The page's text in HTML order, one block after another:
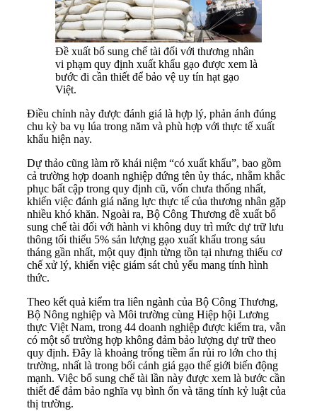
Đề xuất bổ sung chế tài đối với thương nhân
vi phạm quy định xuất khẩu gạo được xem là
bước đi cần thiết để bảo vệ uy tín hạt gạo
Việt.
Điều chỉnh này được đánh giá là hợp lý, phản ánh đúng
chu kỳ ba vụ lúa trong năm và phù hợp với thực tế xuất
khẩu hiện nay.
Dự thảo cũng làm rõ khái niệm “có xuất khẩu”, bao gồm
cả trường hợp doanh nghiệp đứng tên ủy thác, nhằm khắc
phục bất cập trong quy định cũ, vốn chưa thống nhất,
khiến việc đánh giá năng lực thực tế của thương nhân gặp
nhiều khó khăn. Ngoài ra, Bộ Công Thương đề xuất bổ
sung chế tài đối với hành vi không duy trì mức dự trữ lưu
thông tối thiểu 5% sản lượng gạo xuất khẩu trong sáu
tháng gần nhất, một quy định từng tồn tại nhưng thiếu cơ
chế xử lý, khiến việc giám sát chủ yếu mang tính hình
thức.
Theo kết quả kiểm tra liên ngành của Bộ Công Thương,
Bộ Nông nghiệp và Môi trường cùng Hiệp hội Lương
thực Việt Nam, trong 44 doanh nghiệp được kiểm tra, vẫn
có một số trường hợp không đảm bảo lượng dự trữ theo
quy định. Đây là khoảng trống tiềm ẩn rủi ro lớn cho thị
trường, nhất là trong bối cảnh giá gạo thế giới biến động
mạnh. Việc bổ sung chế tài lần này được xem là bước cần
thiết để đảm bảo nghĩa vụ bình ổn và tăng tính kỷ luật của
thị trường.